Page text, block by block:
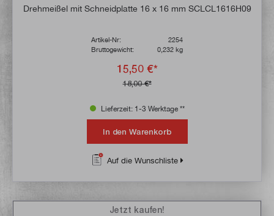
Durchschnittliche Bewertung von 4.8 von
Drehmeißel mit Schneidplatte 16 x 16 mm SCLCL1616H09
Artikel-Nr:
2254
Bruttogewicht:
0,232 kg
15,50 €*
18,00 €*
Lieferzeit: 1-3 Werktage **
In den Warenkorb
Auf die Wunschliste
Jetzt kaufen!